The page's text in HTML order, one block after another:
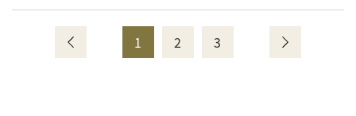
1 2 3